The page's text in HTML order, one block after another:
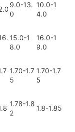
9.0-13.
0
10.0-1
4.0
15.0-1
8.0
16.0-1
9.0
1.70-1.7
5
1.70-1.7
5
1.78-1.8
2
1.8-1.85